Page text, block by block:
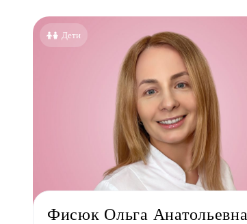
Дети
Фисюк Ольга Анатольевна